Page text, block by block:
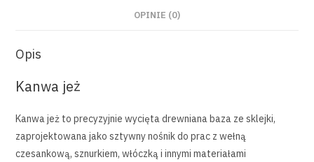
OPINIE (0)
Opis
Kanwa jeż
Kanwa jeż to precyzyjnie wycięta drewniana baza ze sklejki,
zaprojektowana jako sztywny nośnik do prac z wełną
czesankową, sznurkiem, włóczką i innymi materiałami